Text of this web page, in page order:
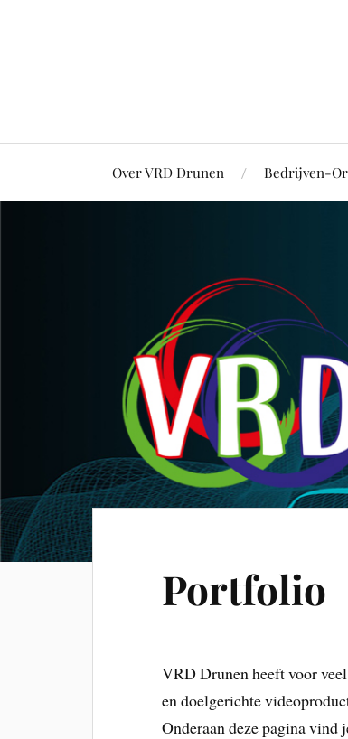
Over VRD Drunen Bedrijven-
Portfolio
VRD Drunen heeft voor
en doelgerichte
Onderaan deze pagina vind